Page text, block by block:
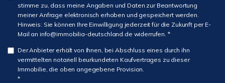
stimme zu, dass meine Angaben und Daten zur Beantwortung
meiner Anfrage elektronisch erhoben und gespeichert werden.
Hinweis: Sie können Ihre Einwilligung jederzeit für die Zukunft per E-
Mail an info@immobilia-deutschland.de widerrufen. *
Der Anbieter erhält von Ihnen, bei Abschluss eines durch ihn
vermittelten notariell beurkundeten Kaufvertrages zu dieser
Immobilie, die oben angegebene Provision.
*